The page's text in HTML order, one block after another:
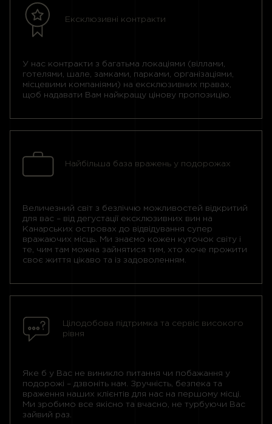
Ексклюзивні контракти
У нас контракти з багатьма локаціями (віллами,
готелями, шале, замками, парками, організаціями,
місцевими компаніями) на ексклюзивних правах,
щоб надавати Вам найкращу цінову пропозицію.
Найбільша база вражень у подорожах
Величезний світ з безліччю можливостей відкритий
для вас – від дегустації ексклюзивних вин на
Канарських островах до відвідування супер
вражаючих місць. Ми знаємо кожен куточок світу і
те, чим там можна зайнятися тим, хто хоче прожити
своє життя цікаво та із задоволенням.
Цілодобова підтримка та сервіс високого
рівня
Яке б у Вас не виникло питання чи побажання у
подорожі – дзвоніть нам. Зручність, безпека та
враження наших клієнтів для нас на першому місці.
Ми зробимо все якісно та вчасно, не турбуючи Вас
зайвий раз.